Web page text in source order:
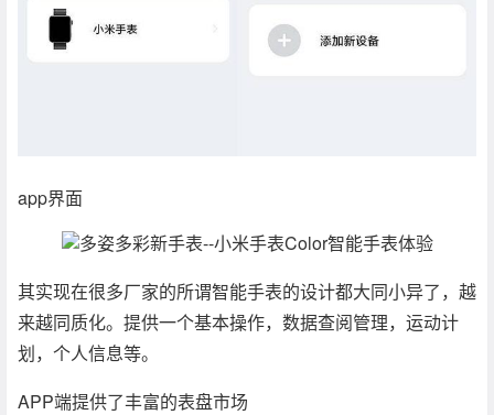
app界面
其实现在很多厂家的所谓智能手表的设计都大同小异了，越
来越同质化。提供一个基本操作，数据查阅管理，运动计
划，个人信息等。
APP端提供了丰富的表盘市场